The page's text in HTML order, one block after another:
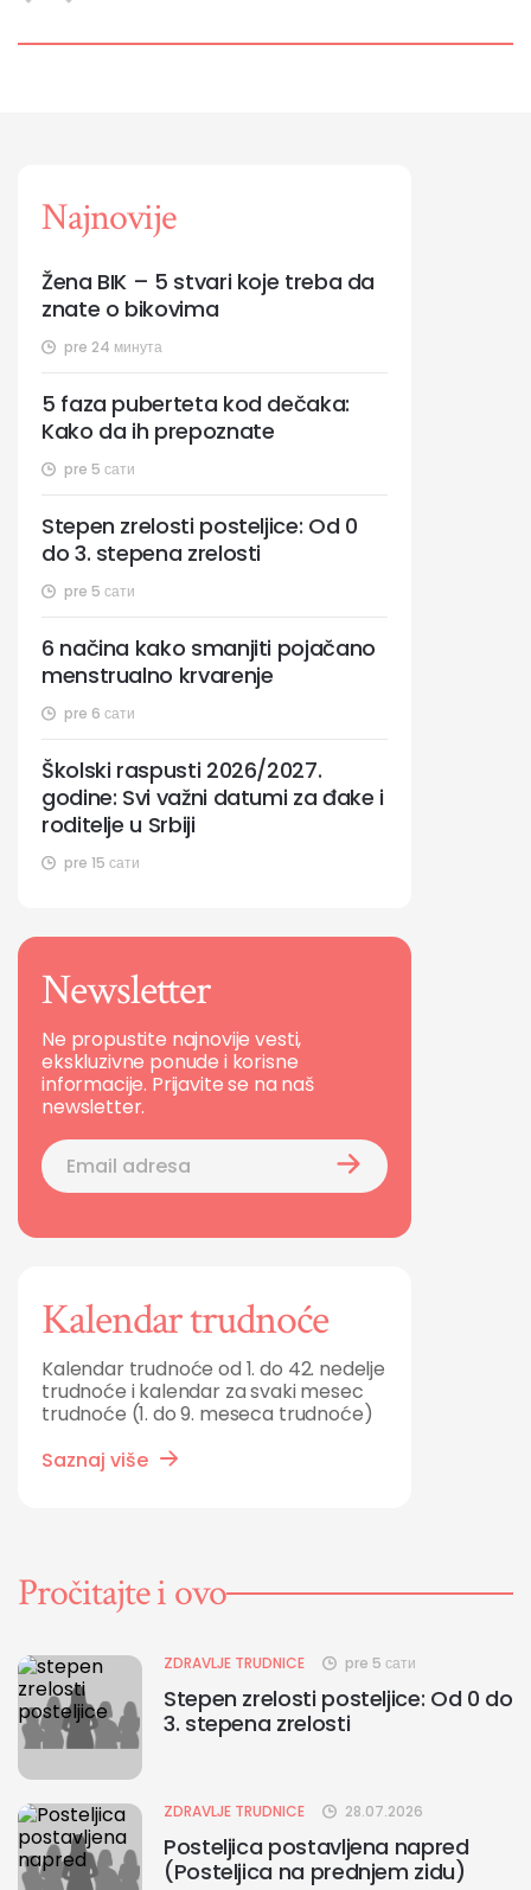
Najnovije
pre 24 минута
Žena BIK – 5 stvari koje treba da
znate o bikovima
pre 5 сати
5 faza puberteta kod dečaka:
Kako da ih prepoznate
pre 5 сати
Stepen zrelosti posteljice: Od 0
do 3. stepena zrelosti
pre 6 сати
6 načina kako smanjiti pojačano
menstrualno krvarenje
pre 15 сати
Školski raspusti 2026/2027.
godine: Svi važni datumi za đake i
roditelje u Srbiji
Newsletter
Ne propustite najnovije vesti,
ekskluzivne ponude i korisne
informacije. Prijavite se na naš
newsletter.
Kalendar trudnoće
Kalendar trudnoće od 1. do 42. nedelje
trudnoće i kalendar za svaki mesec
trudnoće (1. do 9. meseca trudnoće)
Saznaj više
Pročitajte i ovo
ZDRAVLJE TRUDNICE pre 5 сати
Stepen zrelosti posteljice: Od 0 do
3. stepena zrelosti
ZDRAVLJE TRUDNICE 28.07.2026
Posteljica postavljena napred
(Posteljica na prednjem zidu)